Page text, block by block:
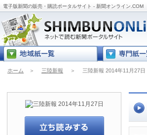
電子版新聞の販売・購読ポータルサイト - 新聞オンライン.COM
ホーム ＞ 三陸新報 ＞ 三陸新報 2014年11月27日